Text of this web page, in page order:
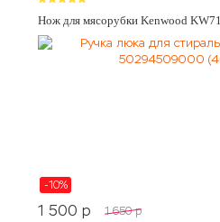
Нож для мясорубки Kenwood
-10%
1 500 p 1 650 p